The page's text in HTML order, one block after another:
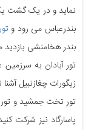
نماید و در یک گشت
بندرعباس می رود و
بندر هخامنشی بازدید
تور آبادان به
زیگورات چغازنبیل آشنا
تور تخت جمشید و تور
پاسارگاد نیز شرکت